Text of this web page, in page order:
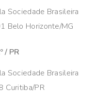
Sociedade Brasileira
Belo Horizonte/MG
/ PR
Sociedade Brasileira
Curitiba/PR